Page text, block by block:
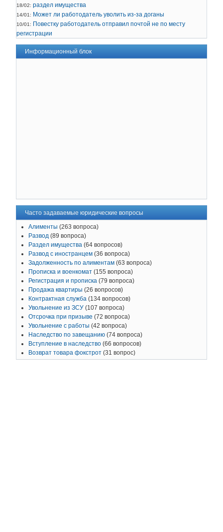
18/02: раздел имущества
14/01: Может ли работодатель уволить из-за доганы
10/01: Повестку работодатель отправил почтой не по месту
регистрации
Информационный блок
Часто задаваемые юридические вопросы
Алименты (263 вопроса)
Развод (89 вопроса)
Раздел имущества (64 вопросов)
Развод с иностранцем (36 вопроса)
Задолженность по алиментам (63 вопроса)
Прописка и военкомат (155 вопроса)
Регистрация и прописка (79 вопроса)
Продажа квартиры (26 вопросов)
Контрактная служба (134 вопросов)
Увольнение из ЗСУ (107 вопроса)
Отсрочка при призыве (72 вопроса)
Увольнение с работы (42 вопроса)
Наследство по завещанию (74 вопроса)
Вступление в наследство (66 вопросов)
Возврат товара фокстрот (31 вопрос)